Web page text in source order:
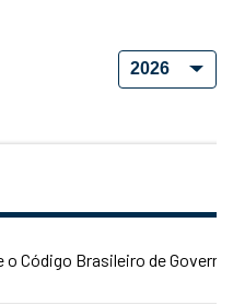
o Código Brasileiro de